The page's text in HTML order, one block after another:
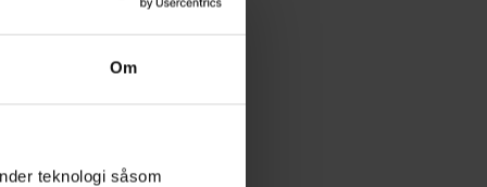
Om
teknologi såsom